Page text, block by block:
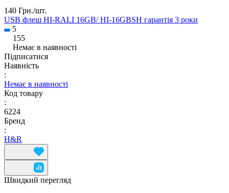
140 Грн./шт.
USB флеш HI-RALI 16GB/ HI-16GBSH гарантія 3 роки
5
155
Немає в наявності
Підписатися
Наявність
:
Немає в наявності
Код товару
:
6224
Бренд
:
H&R
Швидкий перегляд